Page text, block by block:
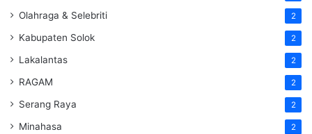
Olahraga & Selebriti 2
Kabupaten Solok 2
Lakalantas 2
RAGAM 2
Serang Raya 2
Minahasa 2